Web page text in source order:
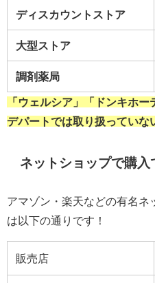
ディスカウントストア
大型ストア
調剤薬局
「ウェルシア」「ドンキホ
デパートでは取り扱っていな
ネットショップで購入
アマゾン・楽天などの有名ネ
は以下の通りです！
販売店